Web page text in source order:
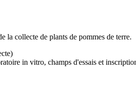
la collecte de plants de pommes de terre.
in vitro, champs d'essais et